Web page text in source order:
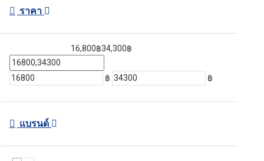
ราคา
16,800฿34,300฿
฿ ฿
แบรนด์